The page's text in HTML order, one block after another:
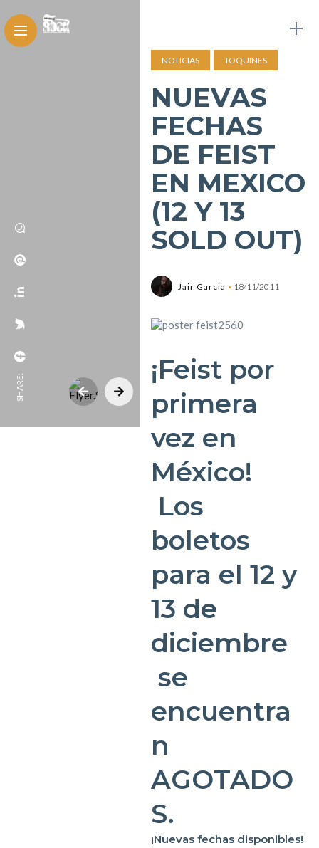
SHARE:
NOTICIAS TOQUINES
NUEVAS
FECHAS
DE FEIST
EN MEXICO
(12 Y 13
SOLD OUT)
Jair Garcia 18/11/2011
¡Feist por
primera
vez en
México!
Los
boletos
para el 12 y
13 de
diciembre
se
encuentra
n
AGOTADO
S.
¡Nuevas fechas disponibles!